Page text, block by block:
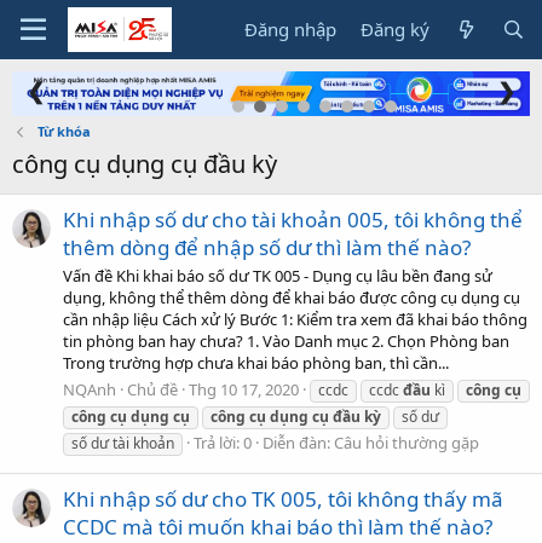
Đăng nhập Đăng ký
❮ ❯
Từ khóa
công cụ dụng cụ đầu kỳ
Khi nhập số dư cho tài khoản 005, tôi không thể
thêm dòng để nhập số dư thì làm thế nào?
Vấn đề Khi khai báo số dư TK 005 - Dụng cụ lâu bền đang sử
dụng, không thể thêm dòng để khai báo được công cụ dụng cụ
cần nhập liệu Cách xử lý Bước 1: Kiểm tra xem đã khai báo thông
tin phòng ban hay chưa? 1. Vào Danh mục 2. Chọn Phòng ban
Trong trường hợp chưa khai báo phòng ban, thì cần...
NQAnh
Chủ đề Thg 10 17, 2020 ccdc ccdcđầu kì công cụ
công cụ dụng cụ công cụ dụng cụ đầu kỳ
số dư
số dư tài khoản
Trả lời: 0 Diễn đàn: Câu hỏi thường gặp
Khi nhập số dư cho TK 005, tôi không thấy mã
CCDC mà tôi muốn khai báo thì làm thế nào?